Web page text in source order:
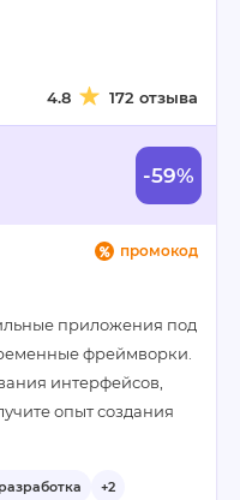
4.8 172 отзыва
-59%
промокод
приложения под
фреймворки.
интерфейсов,
опыт создания
+2